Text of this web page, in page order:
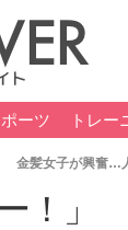
ーツ トレー
金髪女子が興奮…
！